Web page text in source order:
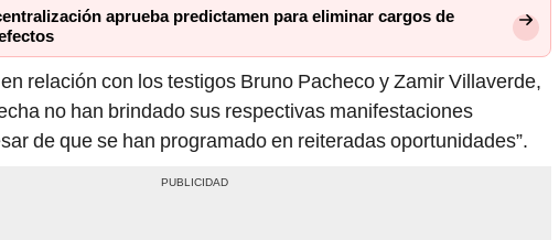
aprueba predictamen para eliminar cargos de
relación con los testigos Bruno Pacheco y Zamir Villaverde,
no han brindado sus respectivas manifestaciones
de que se han programado en reiteradas oportunidades”.